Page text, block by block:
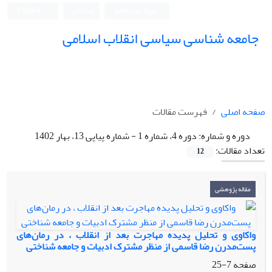
جامعه شناسی سیاسی انقلاب اسلامی
صفحه اصلی
فهرست مقالات
دوره و شماره:دوره 4، شماره 1 - شماره پیاپی 13، بهار 1402
تعداد مقالات:
12
مقاله پژوهشی
واکاوی و تحلیل پدیده مهاجرت بعد از انقلاب ، در رمان‌های
پست‌مدرن رضا قاسمی از منظر مشترک ادبیات و جامعه شناختی
صفحه7-25